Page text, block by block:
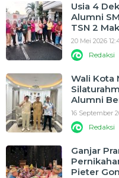
Usia 4
Alumni
TSN 2
20 Mei 2026
Redaksi
Wali Kota
Alumni
16 September
Redaksi
Ganjar
Pieter